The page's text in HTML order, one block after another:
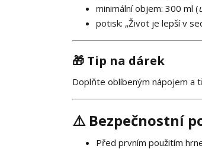
minimální objem: 300 ml (
potisk: „Život je lepší v
🎁 Tip na dárek
Doplňte oblíbeným nápojem a
⚠️ Bezpečnostní
Před prvním použitím